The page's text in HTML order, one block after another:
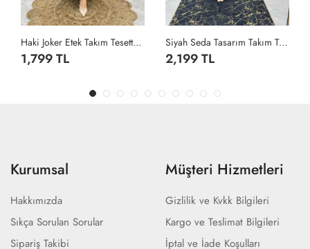
Haki Joker Etek Takım Tesettür Giyim Haki
1,799 TL
Siyah Seda Tasarım Takım Tesettür Giyim Siyah
2,199 TL
Kurumsal
Hakkımızda
Sıkça Sorulan Sorular
Sipariş Takibi
Müşteri Hizmetleri
Gizlilik ve Kvkk Bilgileri
Kargo ve Teslimat Bilgileri
İptal ve İade Koşulları